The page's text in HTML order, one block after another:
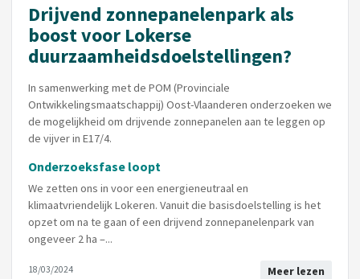
Drijvend zonnepanelenpark als
boost voor Lokerse
duurzaamheidsdoelstellingen?
In samenwerking met de POM (Provinciale
Ontwikkelingsmaatschappij) Oost-Vlaanderen onderzoeken we
de mogelijkheid om drijvende zonnepanelen aan te leggen op
de vijver in E17/4.
Onderzoeksfase loopt
We zetten ons in voor een energieneutraal en
klimaatvriendelijk Lokeren. Vanuit die basisdoelstelling is het
opzet om na te gaan of een drijvend zonnepanelenpark van
ongeveer 2 ha –...
Meer lezen
18/03/2024